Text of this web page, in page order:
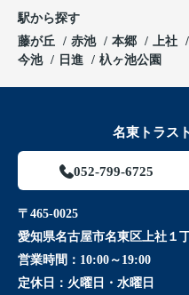
駅から探す
藤が丘
赤池 本郷 上社
今池
日進 杁ヶ池公園
名東トラス
052-799-6725
〒465-0025
愛知県名古屋市名東区上社１
営業時間： 10:00～19:00
定休日： 火曜日・水曜日